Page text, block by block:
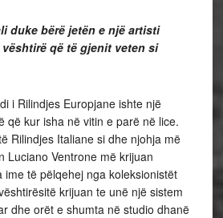
duke bërë jetën e një artisti
që të gjenit veten si
i Rilindjes Europjane ishte një
që kur isha në vitin e parë në lice.
Rilindjes Italiane si dhe njohja më
Luciano Ventrone më krijuan
ime të pëlqehej nga koleksionistët
krijuan te unë një sistem
dhe orët e shumta në studio dhanë